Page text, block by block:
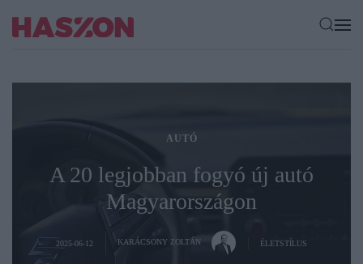
AUTÓ
A 20 legjobban fogyó új autó
Magyarországon
2025-06-12 KARÁCSONY ZOLTÁN ÉLETSTÍLUS